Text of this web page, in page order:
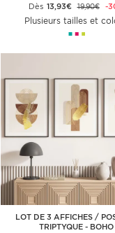
Dès 13,93€ 19,90€ -
Plusieurs tailles et
LOT DE 3 AFFICHES /
TRIPTYQUE - BOHO